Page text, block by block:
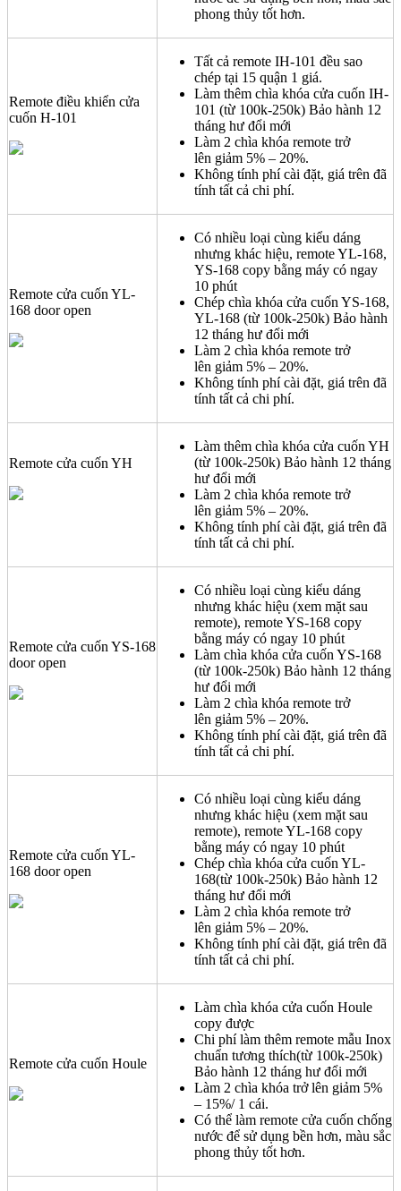
phong thủy tốt hơn.
Remote điều khiển cửa
cuốn H-101
Tất cả remote IH-101 đều sao
chép tại 15 quận 1 giá.
Làm thêm chìa khóa cửa cuốn IH-
101 (từ 100k-250k) Bảo hành 12
tháng hư đổi mới
Làm 2 chìa khóa remote trở
lên giảm 5% – 20%.
Không tính phí cài đặt, giá trên đã
tính tất cả chi phí.
Remote cửa cuốn YL-
168 door open
Có nhiều loại cùng kiểu dáng
nhưng khác hiệu, remote YL-168,
YS-168 copy bằng máy có ngay
10 phút
Chép chìa khóa cửa cuốn YS-168,
YL-168 (từ 100k-250k) Bảo hành
12 tháng hư đổi mới
Làm 2 chìa khóa remote trở
lên giảm 5% – 20%.
Không tính phí cài đặt, giá trên đã
tính tất cả chi phí.
Remote cửa cuốn YH
Làm thêm chìa khóa cửa cuốn YH
(từ 100k-250k) Bảo hành 12 tháng
hư đổi mới
Làm 2 chìa khóa remote trở
lên giảm 5% – 20%.
Không tính phí cài đặt, giá trên đã
tính tất cả chi phí.
Remote cửa cuốn YS-168
door open
Có nhiều loại cùng kiểu dáng
nhưng khác hiệu (xem mặt sau
remote), remote YS-168 copy
bằng máy có ngay 10 phút
Làm chìa khóa cửa cuốn YS-168
(từ 100k-250k) Bảo hành 12 tháng
hư đổi mới
Làm 2 chìa khóa remote trở
lên giảm 5% – 20%.
Không tính phí cài đặt, giá trên đã
tính tất cả chi phí.
Remote cửa cuốn YL-
168 door open
Có nhiều loại cùng kiểu dáng
nhưng khác hiệu (xem mặt sau
remote), remote YL-168 copy
bằng máy có ngay 10 phút
Chép chìa khóa cửa cuốn YL-
168(từ 100k-250k) Bảo hành 12
tháng hư đổi mới
Làm 2 chìa khóa remote trở
lên giảm 5% – 20%.
Không tính phí cài đặt, giá trên đã
tính tất cả chi phí.
Remote cửa cuốn Houle
Làm chìa khóa cửa cuốn Houle
copy được
Chi phí làm thêm remote mẫu Inox
chuẩn tương thích(từ 100k-250k)
Bảo hành 12 tháng hư đổi mới
Làm 2 chìa khóa trở lên giảm 5%
– 15%/ 1 cái.
Có thể làm remote cửa cuốn chống
nước để sử dụng bền hơn, màu sắc
phong thủy tốt hơn.